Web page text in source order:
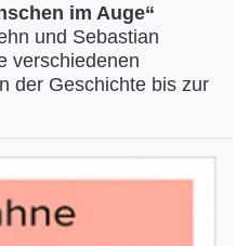
im Auge“
und Sebastian
verschiedenen
der Geschichte bis zur